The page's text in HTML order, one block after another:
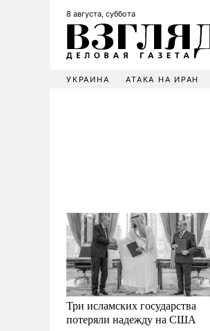
8 августа, суббота
УКРАИНА АТАКА НА ИРАН
Три исламских государства
потеряли надежду на США